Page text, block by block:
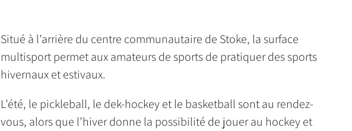
Situé à l’arrière du centre communautaire de Stoke, la surface
multisport permet aux amateurs de sports de pratiquer des sports
hivernaux et estivaux.
L’été, le pickleball, le dek-hockey et le basketball sont au rendez-
vous, alors que l’hiver donne la possibilité de jouer au hockey et